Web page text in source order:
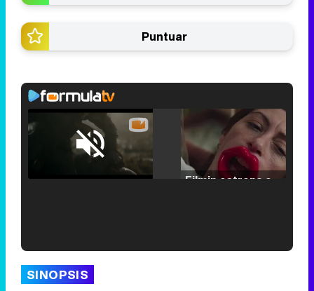
Puntuar
Unmute /
SINOPSIS